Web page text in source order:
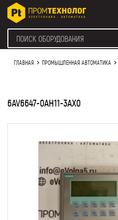
ГЛАВНАЯ ПРОМЫШЛЕННАЯ АВТОМАТИКА
6AV6647-0AH11-3AX0